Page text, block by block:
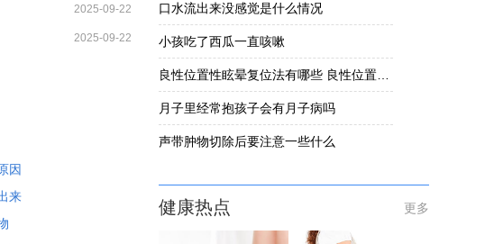
2025-09-22
2025-09-22
因
来
口水流出来没感觉是什么情况
小孩吃了西瓜一直咳嗽
良性位置性眩晕复位法有哪些 良性位置性眩晕要怎么办
月子里经常抱孩子会有月子病吗
声带肿物切除后要注意一些什么
健康热点 更多